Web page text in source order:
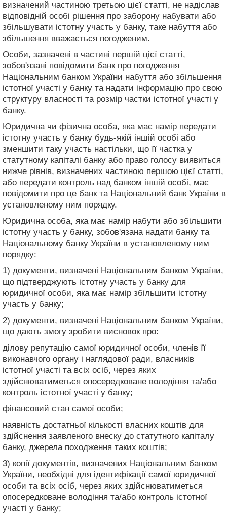
визначений частиною третьою цієї статті, не надіслав
відповідній особі рішення про заборону набувати або
збільшувати істотну участь у банку, таке набуття або
збільшення вважається погодженим.
Особи, зазначені в частині першій цієї статті,
зобов'язані повідомити банк про погодження
Національним банком України набуття або збільшення
істотної участі у банку та надати інформацію про свою
структуру власності та розмір частки істотної участі у
банку.
Юридична чи фізична особа, яка має намір передати
істотну участь у банку будь-якій іншій особі або
зменшити таку участь настільки, що її частка у
статутному капіталі банку або право голосу виявиться
нижче рівнів, визначених частиною першою цієї статті,
або передати контроль над банком іншій особі, має
повідомити про це банк та Національний банк України в
установленому ним порядку.
Юридична особа, яка має намір набути або збільшити
істотну участь у банку, зобов'язана надати банку та
Національному банку України в установленому ним
порядку:
1) документи, визначені Національним банком України,
що підтверджують істотну участь у банку для
юридичної особи, яка має намір збільшити істотну
участь у банку;
2) документи, визначені Національним банком України,
що дають змогу зробити висновок про:
ділову репутацію самої юридичної особи, членів її
виконавчого органу і наглядової ради, власників
істотної участі та всіх осіб, через яких
здійснюватиметься опосередковане володіння та/або
контроль істотної участі у банку;
фінансовий стан самої особи;
наявність достатньої кількості власних коштів для
здійснення заявленого внеску до статутного капіталу
банку, джерела походження таких коштів;
3) копії документів, визначених Національним банком
України, необхідні для ідентифікації самої юридичної
особи та всіх осіб, через яких здійснюватиметься
опосередковане володіння та/або контроль істотної
участі у банку;